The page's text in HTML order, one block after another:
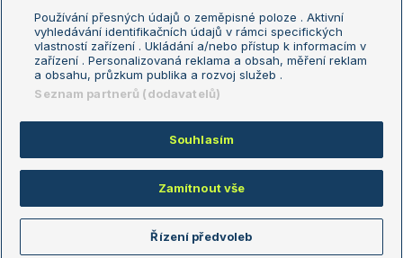
Podmínky užití
Nastavení soukromí
GDPR a žurnalistika
Reklama
Kontakt
Informace o zpracování osobních
údajů
Copyright © 2008-2026 TenisPortal.cz. Využíváme zpravodajství ČTK.
Používání přesných údajů o zeměpisné poloze . Aktivní
vyhledávání identifikačních údajů v rámci specifických
vlastností zařízení . Ukládání a/nebo přístup k informacím v
zařízení . Personalizovaná reklama a obsah, měření reklam
a obsahu, průzkum publika a rozvoj služeb .
Seznam partnerů (dodavatelů)
Souhlasím
Zamítnout vše
Řízení předvoleb